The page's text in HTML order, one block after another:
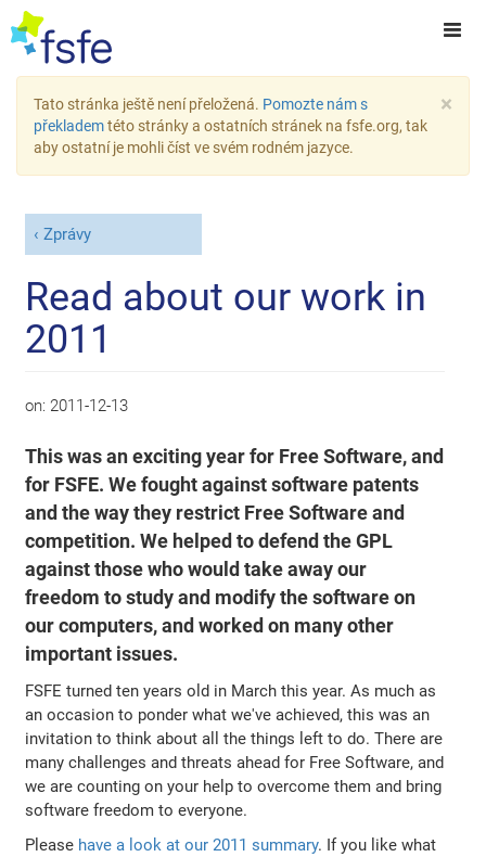
×
Tato stránka ještě není přeložená. Pomozte nám s
překlademtéto stránky a ostatních stránek na fsfe.org, tak
aby ostatní je mohli číst ve svém rodném jazyce.
Zprávy
Read about our work in
2011
on: 2011-12-13
This was an exciting year for Free Software, and
for FSFE. We fought against software patents
and the way they restrict Free Software and
competition. We helped to defend the GPL
against those who would take away our
freedom to study and modify the software on
our computers, and worked on many other
important issues.
FSFE turned ten years old in March this year. As much as
an occasion to ponder what we've achieved, this was an
invitation to think about all the things left to do. There are
many challenges and threats ahead for Free Software, and
we are counting on your help to overcome them and bring
software freedom to everyone.
Please have a look at our 2011 summary. If you like what